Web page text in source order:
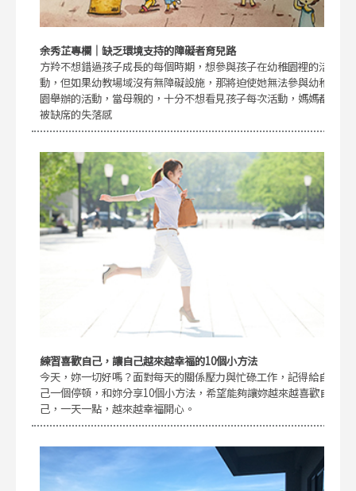
余秀芷專欄｜缺乏環境支持的障礙者育兒路
方羚不想錯過孩子成長的每個時期，想參與孩子在幼稚園裡的活
動，但如果幼教場域沒有無障礙設施，那將迫使她無法參與幼稚
園舉辦的活動，當母親的，十分不想看見孩子每次活動，媽媽都
被缺席的失落感
練習喜歡自己，讓自己越來越幸福的10個小方法
今天，妳一切好嗎？面對每天的關係壓力與忙碌工作，記得給自
己一個停頓，和妳分享10個小方法，希望能夠讓妳越來越喜歡自
己，一天一點，越來越幸福開心。